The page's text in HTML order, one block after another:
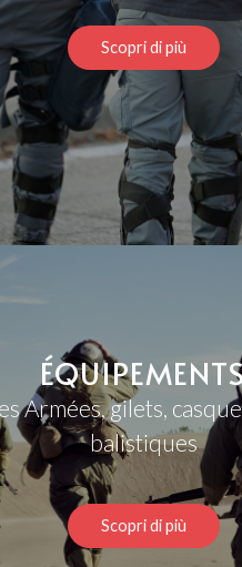
Scopri di più
Armées, gilets,
balistiques
Scopri di più